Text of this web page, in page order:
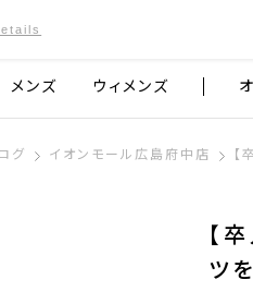
京都発のスーツブランド ONLY
メンズ ウィメンズ
グ イオンモール広島府中店 【
【
ツ